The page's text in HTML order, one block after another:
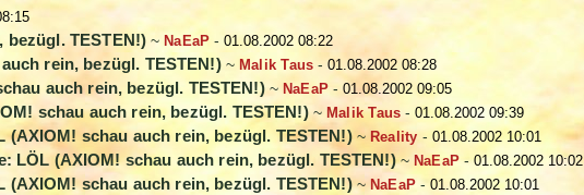
bezügl. TESTEN!) ~ NaEaP -01.08.2002 08:22
rein, bezügl. TESTEN!)~ Malik Taus -01.08.2002 08:28
auch rein, bezügl. TESTEN!)~ NaEaP -01.08.2002 09:05
schau auch rein, bezügl. TESTEN!)~ Malik Taus -01.08.2002 09:39
(AXIOM! schau auch rein, bezügl. TESTEN!)~ Reality - 01.08.2002 10:01
LÖL (AXIOM! schau auch rein, bezügl. TESTEN!)~ NaEaP-01.08.2002 10:02
(AXIOM! schau auch rein, bezügl. TESTEN!)~ NaEaP -01.08.2002 10:01